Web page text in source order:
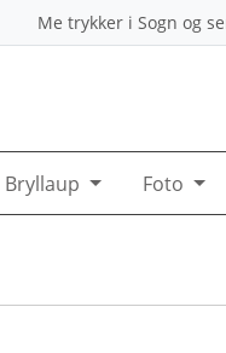
Me trykker i Sogn og
Bryllaup Foto